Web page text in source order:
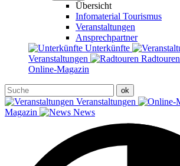
Übersicht
Infomaterial Tourismus
Veranstaltungen
Ansprechpartner
Unterkünfte
Veranstaltungen
Radtouren
Online-Magazin
Veranstaltungen
Magazin
News